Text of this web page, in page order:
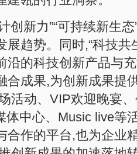
创新力”“可持续新生
展趋势。同时,“科技共
沿的科技创新产品与
合成果,为创新成果提
活动、VIP欢迎晚宴
体中心、Music live等
合作的平台,也为企业